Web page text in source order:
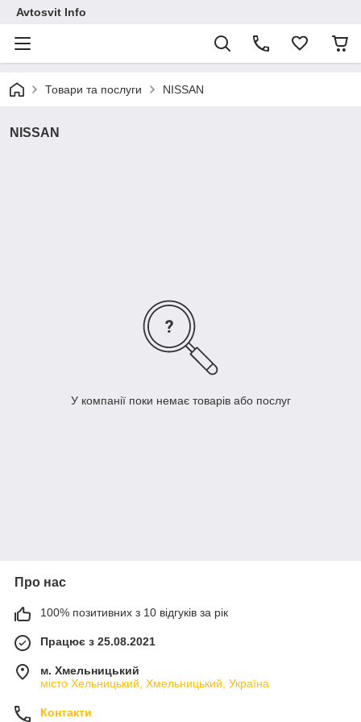
Avtosvit Info
Товари та послуги NISSAN
NISSAN
У компанії поки немає товарів або послуг
Про нас
100% позитивних з 10 відгуків за рік
Працює з 25.08.2021
м. Хмельницький
місто Хельницький, Хмельницький, Україна
Контакти